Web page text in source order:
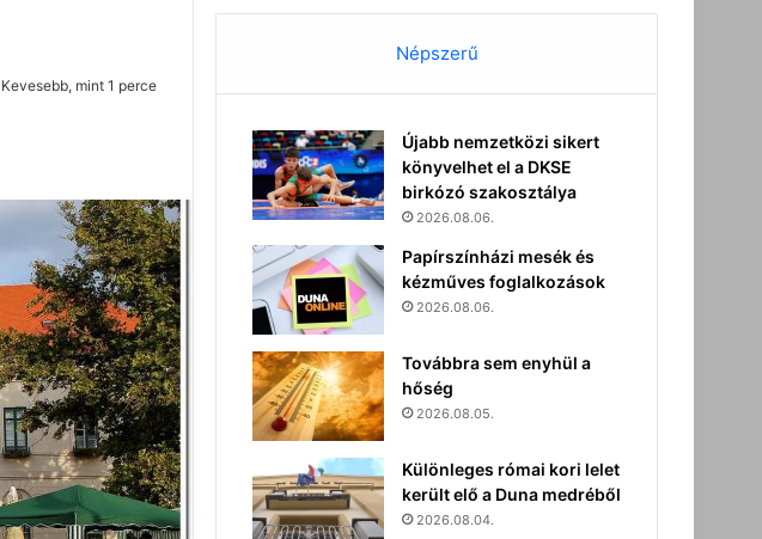
Kevesebb, mint 1 perce
Népszerű
Újabb nemzetközi sikert
könyvelhet el a DKSE
birkózó szakosztálya
2026.08.06.
Papírszínházi mesék és
kézműves foglalkozások
2026.08.06.
Továbbra sem enyhül a
hőség
2026.08.05.
Különleges római kori lelet
került elő a Duna medréből
2026.08.04.